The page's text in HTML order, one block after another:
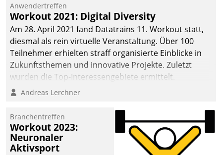
Cloud-Strategien und -
Lösungen mit hohem
Zukunftspotenzial.
Anwendertreffen
Workout 2021: Digital Diversity
Am 28. April 2021 fand Datatrains 11. Workout statt,
diesmal als rein virtuelle Veranstaltung. Über 100
Teilnehmer erhielten straff organisierte Einblicke in
Zukunftsthemen und innovative Projekte. Zuletzt
wurden die Top-Interessengebiete ermittelt.
Andreas Lerchner
Branchentreffen
Workout 2023:
Neuronaler
Aktivsport